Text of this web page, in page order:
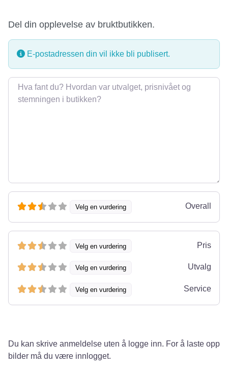
Del din opplevelse av bruktbutikken.
E-postadressen din vil ikke bli publisert.
Omtale
Velg en vurdering Overall
Velg en vurdering Pris
Velg en vurdering Utvalg
Velg en vurdering Service
Du kan skrive anmeldelse uten å logge inn. For å laste opp
bilder må du være innlogget.